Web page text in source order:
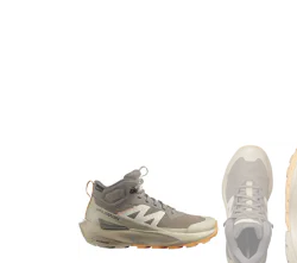
Chèques Cadeaux
Accès CLUBS